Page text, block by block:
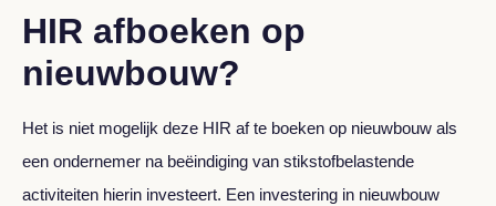
HIR afboeken op
nieuwbouw?
Het is niet mogelijk deze HIR af te boeken op nieuwbouw als
een ondernemer na beëindiging van stikstofbelastende
activiteiten hierin investeert. Een investering in nieuwbouw